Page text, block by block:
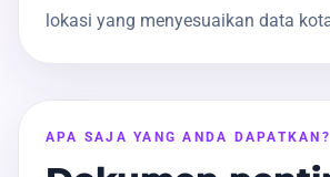
lokasi yang menyesuaikan data
APA SAJA YANG ANDA DAPATKAN?